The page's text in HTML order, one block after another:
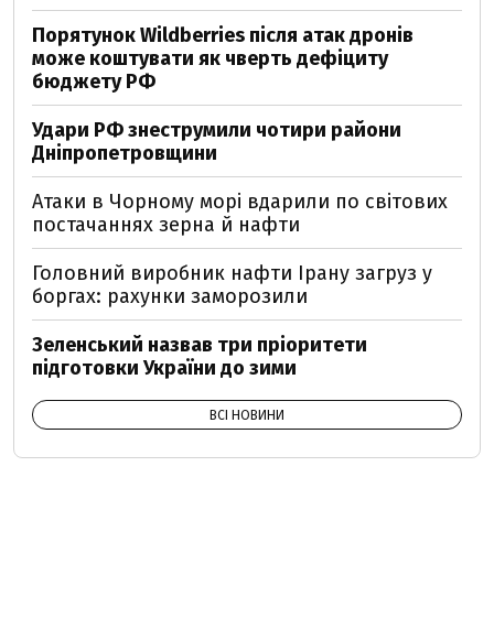
Порятунок Wildberries після атак дронів
може коштувати як чверть дефіциту
бюджету РФ
Удари РФ знеструмили чотири райони
Дніпропетровщини
Атаки в Чорному морі вдарили по світових
постачаннях зерна й нафти
Головний виробник нафти Ірану загруз у
боргах: рахунки заморозили
Зеленський назвав три пріоритети
підготовки України до зими
ВСІ НОВИНИ